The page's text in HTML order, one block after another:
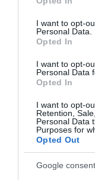
use your data for
consent section.
I want to opt-
Personal Data.
Opted In
I want to opt-
Personal Data
Opted In
I want to opt-
Retention,
Personal Data
Purposes for
Opted Out
Google